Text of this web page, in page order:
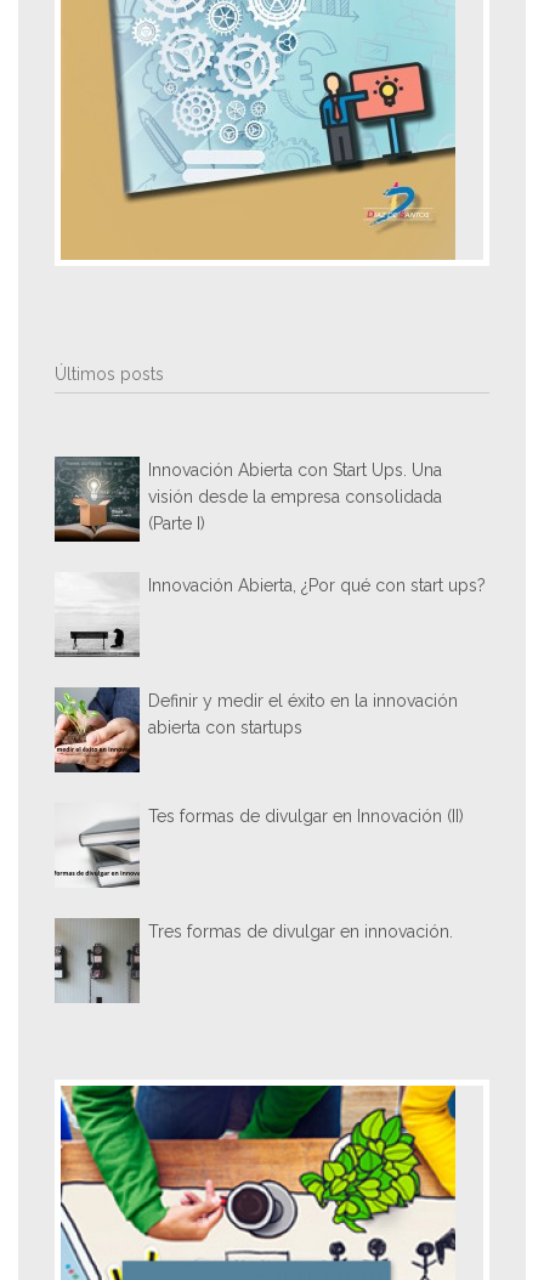
Últimos posts
Innovación Abierta con Start Ups. Una
visión desde la empresa consolidada
(Parte I)
Innovación Abierta, ¿Por qué con start ups?
Definir y medir el éxito en la innovación
abierta con startups
Tes formas de divulgar en Innovación (II)
Tres formas de divulgar en innovación.